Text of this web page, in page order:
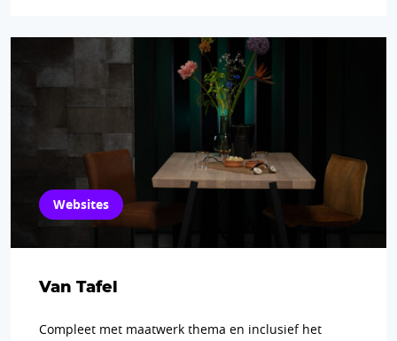
Websites
Van Tafel
Compleet met maatwerk thema en inclusief het